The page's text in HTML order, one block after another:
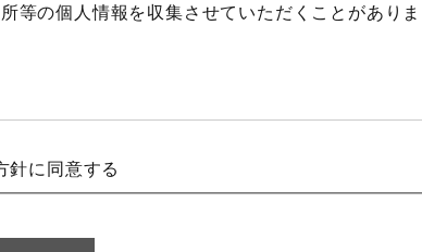
等の個人情報を収集させていただくことがありま
針に同意する